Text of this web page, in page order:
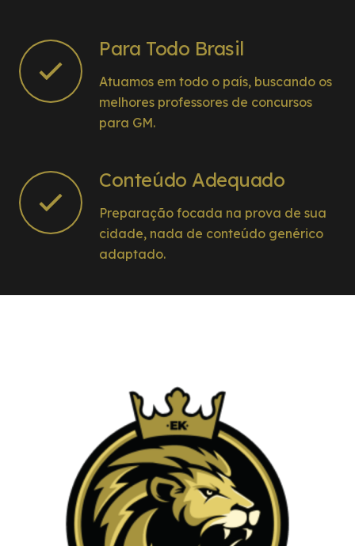
Para Todo Brasil
Atuamos em todo o país, buscando os
melhores professores de concursos
para GM.
Conteúdo Adequado
Preparação focada na prova de sua
cidade, nada de conteúdo genérico
adaptado.